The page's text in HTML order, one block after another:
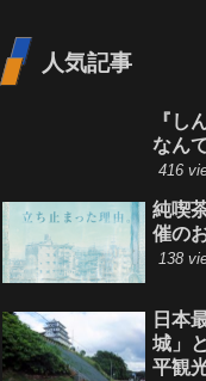
人気記事
『し
なん
416
純喫
催の
138
日本
城」
平観